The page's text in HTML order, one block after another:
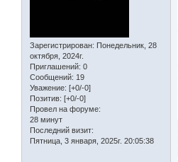
Зарегистрирован: Понедельник, 28
октября, 2024г.
Приглашений: 0
Сообщений: 19
Уважение: [+0/-0]
Позитив: [+0/-0]
Провел на форуме:
28 минут
Последний визит:
Пятница, 3 января, 2025г. 20:05:38